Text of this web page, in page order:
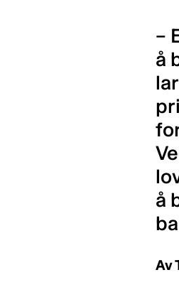
–
å
å
Av